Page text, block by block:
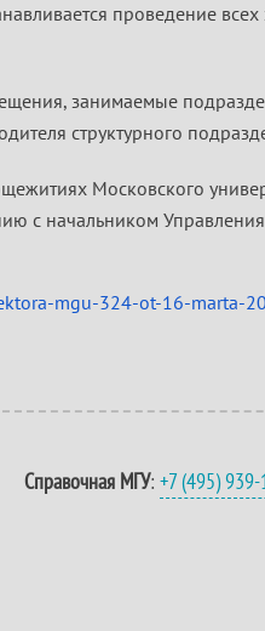
проведение
занимаемые
структурного
Московского
с начальником
mgu-324-ot-16-marta-
Справочная МГУ: +7 (495)